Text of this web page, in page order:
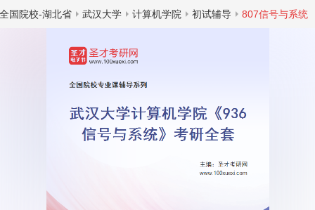
全国院校-湖北省 武汉大学 计算机学院 初试辅导 807信号与系统